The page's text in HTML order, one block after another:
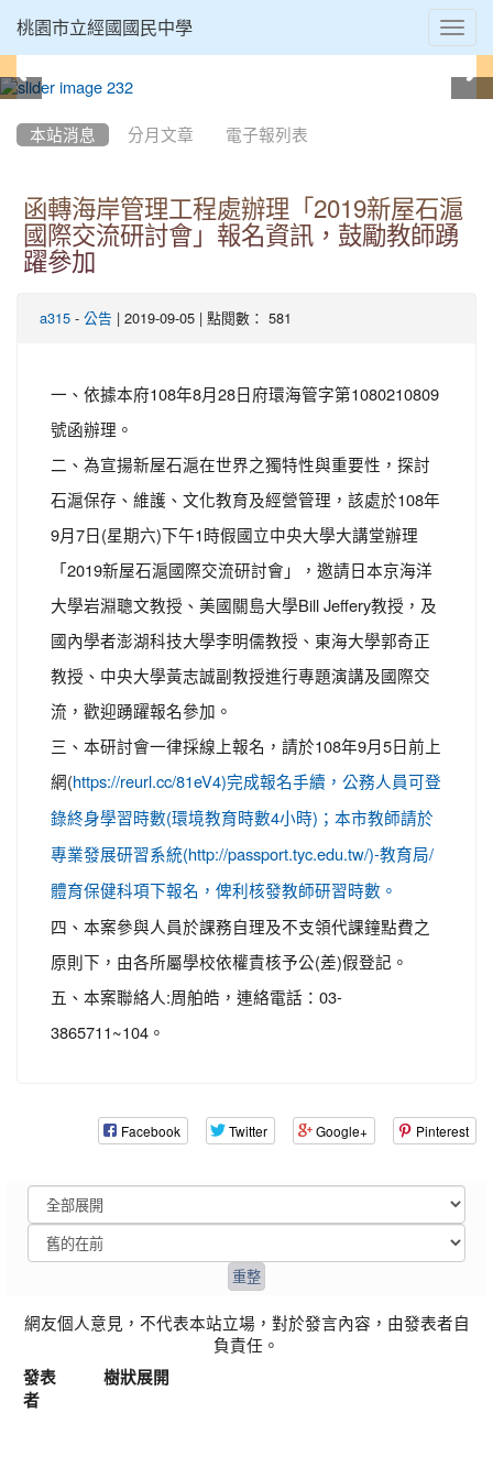
桃園市立經國國民中學
本站消息 分月文章 電子報列表
函轉海岸管理工程處辦理「2019新屋石滬
國際交流研討會」報名資訊，鼓勵教師踴
躍參加
a315 - 公告 | 2019-09-05 | 點閱數： 581
一、依據本府108年8月28日府環海管字第1080210809
號函辦理。
二、為宣揚新屋石滬在世界之獨特性與重要性，探討
石滬保存、維護、文化教育及經營管理，該處於108年
9月7日(星期六)下午1時假國立中央大學大講堂辦理
「2019新屋石滬國際交流研討會」，邀請日本京海洋
大學岩淵聰文教授、美國關島大學Bill Jeffery教授，及
國內學者澎湖科技大學李明儒教授、東海大學郭奇正
教授、中央大學黃志誠副教授進行專題演講及國際交
流，歡迎踴躍報名參加。
三、本研討會一律採線上報名，請於108年9月5日前上
網( https://reurl.cc/81eV4)完成報名手續，公務人員可登
錄終身學習時數(環境教育時數4小時)；本市教師請於
專業發展研習系統(http://passport.tyc.edu.tw/)-教育局/
體育保健科項下報名，俾利核發教師研習時數。
四、本案參與人員於課務自理及不支領代課鐘點費之
原則下，由各所屬學校依權責核予公(差)假登記。
五、本案聯絡人:周舶皓，連絡電話：03-
3865711~104。
Facebook Twitter Google+ Pinterest
網友個人意見，不代表本站立場，對於發言內容，由發表者自
負責任。
發表
者
樹狀展開